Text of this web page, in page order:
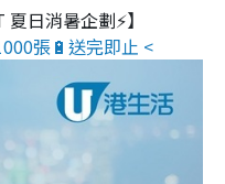
夏日消暑企劃⚡】
張🔋送完即止 <